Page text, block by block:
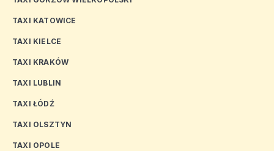
TAXI KATOWICE
TAXI KIELCE
TAXI KRAKÓW
TAXI LUBLIN
TAXI ŁÓDŹ
TAXI OLSZTYN
TAXI OPOLE